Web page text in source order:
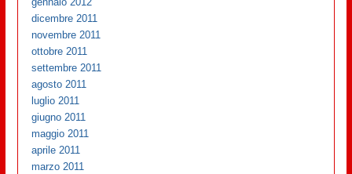
dicembre 2011
novembre 2011
ottobre 2011
settembre 2011
agosto 2011
luglio 2011
giugno 2011
maggio 2011
aprile 2011
marzo 2011